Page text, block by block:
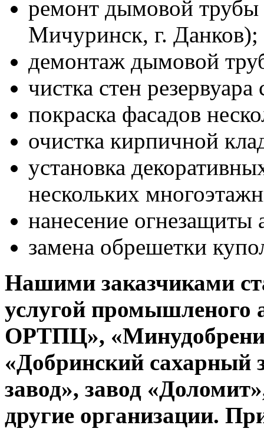
ремонт дымовой трубы
Мичуринск, г. Данков);
демонтаж дымовой
чистка стен резервуара
покраска фасадов
очистка кирпичной
установка
нескольких
нанесение огнезащиты
замена обрешетки
Нашими заказчиками
услугой промышленого
ОРТПЦ»,
«Добринский сахарный
завод», завод
другие организации.